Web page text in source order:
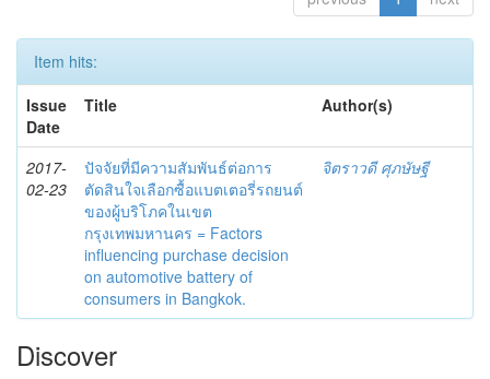
Item hits:
Issue
Date
Title Author(s)
2017-
02-23
ปัจจัยที่มีความสัมพันธ์ต่อการ
ตัดสินใจเลือกซื้อแบตเตอรี่รถยนต์
ของผู้บริโภคในเขต
กรุงเทพมหานคร = Factors
influencing purchase decision
on automotive battery of
consumers in Bangkok.
จิตราวดี ศุภษัษฐี
Discover